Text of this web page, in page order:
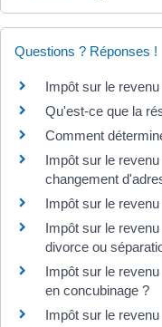
Questions ? Réponses !
Impôt sur le
Qu'est-ce que la
Comment
Impôt sur le
changement
Impôt sur le
Impôt sur le
divorce ou
Impôt sur le
en concubinage ?
Impôt sur le